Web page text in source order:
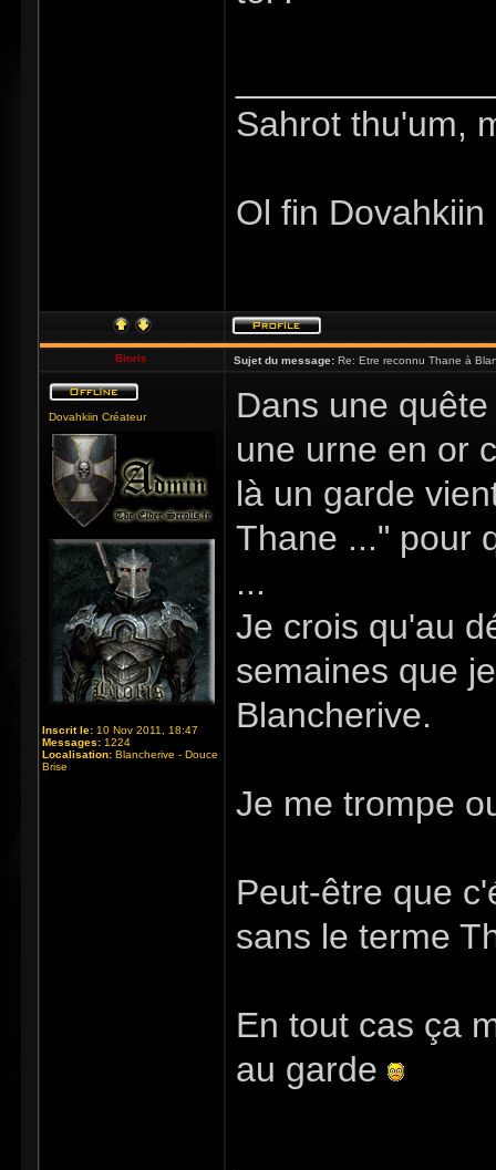
Sahrot thu'um,
Ol fin
Bioris Sujet du message: Re: Etre reconnu Thane à
Dovahkiin Créateur
Inscrit le: 10 Nov 2011, 18:47
Messages: 1224
Localisation: Blancherive - Douce
Brise
Dans une
une urne en or
là un garde
Thane ..." pour
...
Je crois qu'au
semaines que
Blancherive.
Je me trompe
Peut-être que
sans le terme
En tout cas ça
au garde